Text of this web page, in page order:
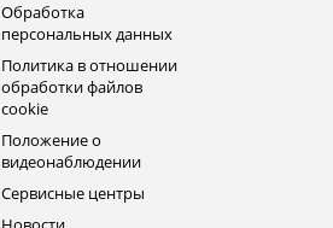
Обработка
персональных данных
Политика в отношении
обработки файлов
cookie
Положение о
видеонаблюдении
Сервисные центры